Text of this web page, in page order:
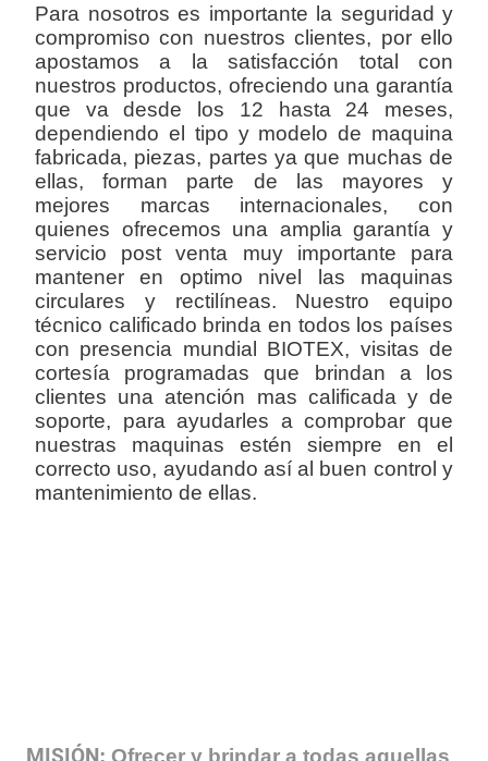
Para nosotros es importante la seguridad y
compromiso con nuestros clientes, por ello
apostamos a la satisfacción total con
nuestros productos, ofreciendo una garantía
que va desde los 12 hasta 24 meses,
dependiendo el tipo y modelo de maquina
fabricada, piezas, partes ya que muchas de
ellas, forman parte de las mayores y
mejores marcas internacionales, con
quienes ofrecemos una amplia garantía y
servicio post venta muy importante para
mantener en optimo nivel las maquinas
circulares y rectilíneas. Nuestro equipo
técnico calificado brinda en todos los países
con presencia mundial BIOTEX, visitas de
cortesía programadas que brindan a los
clientes una atención mas calificada y de
soporte, para ayudarles a comprobar que
nuestras maquinas estén siempre en el
correcto uso, ayudando así al buen control y
mantenimiento de ellas.